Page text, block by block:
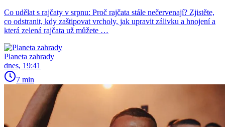
Co udělat s rajčaty v srpnu: Proč rajčata stále nečervenají? Zjistěte,
co odstranit, kdy zaštipovat vrcholy, jak upravit zálivku a hnojení a
která zelená rajčata už můžete …
Planeta zahrady
dnes, 19:41
7 min